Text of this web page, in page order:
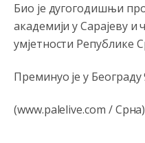
Био је дугогодишњи
академији у Сарајеву и
умјетности Републике
Преминуо је у
(www.palelive.com / Срна)
Pohvala za Vodovod Pale
sarajevu kako bi količine
Pala. Vijest objavio klix